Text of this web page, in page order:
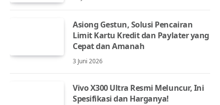
Asiong Gestun, Solusi Pencairan
Limit Kartu Kredit dan Paylater yang
Cepat dan Amanah
3 Juni 2026
Vivo X300 Ultra Resmi Meluncur, Ini
Spesifikasi dan Harganya!